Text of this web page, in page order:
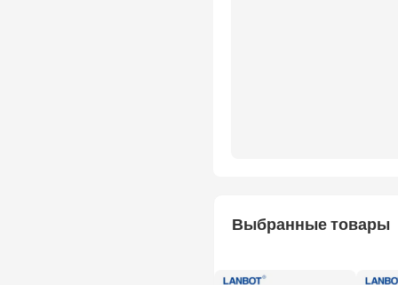
Выбранные товары